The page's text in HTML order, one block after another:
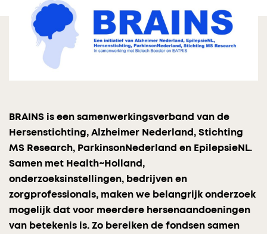
BRAINS is een samenwerkingsverband van de
Hersenstichting, Alzheimer Nederland, Stichting
MS Research, ParkinsonNederland en EpilepsieNL.
Samen met Health~Holland,
onderzoeksinstellingen, bedrijven en
zorgprofessionals, maken we belangrijk onderzoek
mogelijk dat voor meerdere hersenaandoeningen
van betekenis is. Zo bereiken de fondsen samen